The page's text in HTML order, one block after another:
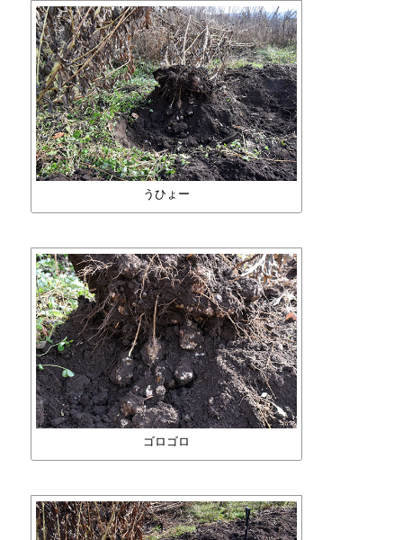
うひょー
ゴロゴロ